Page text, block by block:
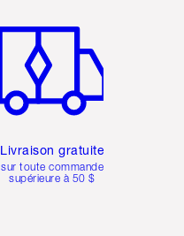
Livraison gratuite
sur toute commande
supérieure à 50 $